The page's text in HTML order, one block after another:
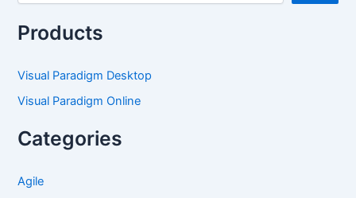
Products
Visual Paradigm Desktop
Visual Paradigm Online
Categories
Agile